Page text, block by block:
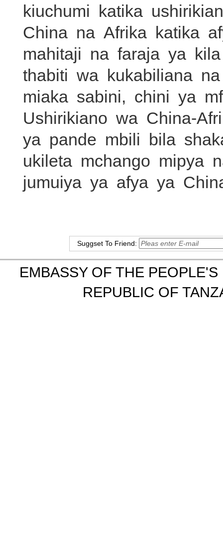
kiuchumi katika
China na Afrika katika
mahitaji na faraja ya
thabiti wa kukabiliana
miaka sabini, chini ya
Ushirikiano wa China-
ya pande mbili bila
ukileta mchango mipya
jumuiya ya afya ya
Suggset To Friend:
EMBASSY OF THE
REPUBLIC OF